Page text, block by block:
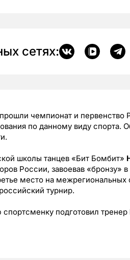
сетях:
чемпионат и первенство
по данному виду спорта.
школы танцев «Бит Бомбит»
России, завоевав «бронзу»
место на
турнир.
подготовил тренер